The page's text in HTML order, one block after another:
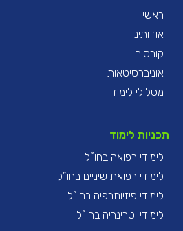
ראשי
אודותינו
קורסים
אוניברסיטאות
מסלולי לימוד
תכניות לימוד
לימודי רפואה בחו”ל
לימודי רפואת שיניים בחו”ל
לימודי פיזיותרפיה בחו”ל
לימודי וטרינריה בחו”ל